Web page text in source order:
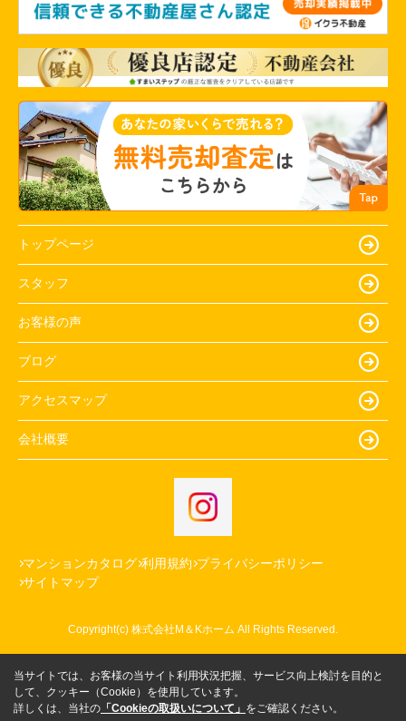
トップページ
スタッフ
お客様の声
ブログ
アクセスマップ
会社概要
マンションカタログ 利用規約 プライバシーポリシー
サイトマップ
Copyright(c) 株式会社M＆Kホーム All Rights Reserved.
当サイトでは、お客様の当サイト利用状況把握、サービス向上検討を目的と
して、クッキー（Cookie）を使用しています。
詳しくは、当社の 「Cookieの取扱いについて」 をご確認ください。